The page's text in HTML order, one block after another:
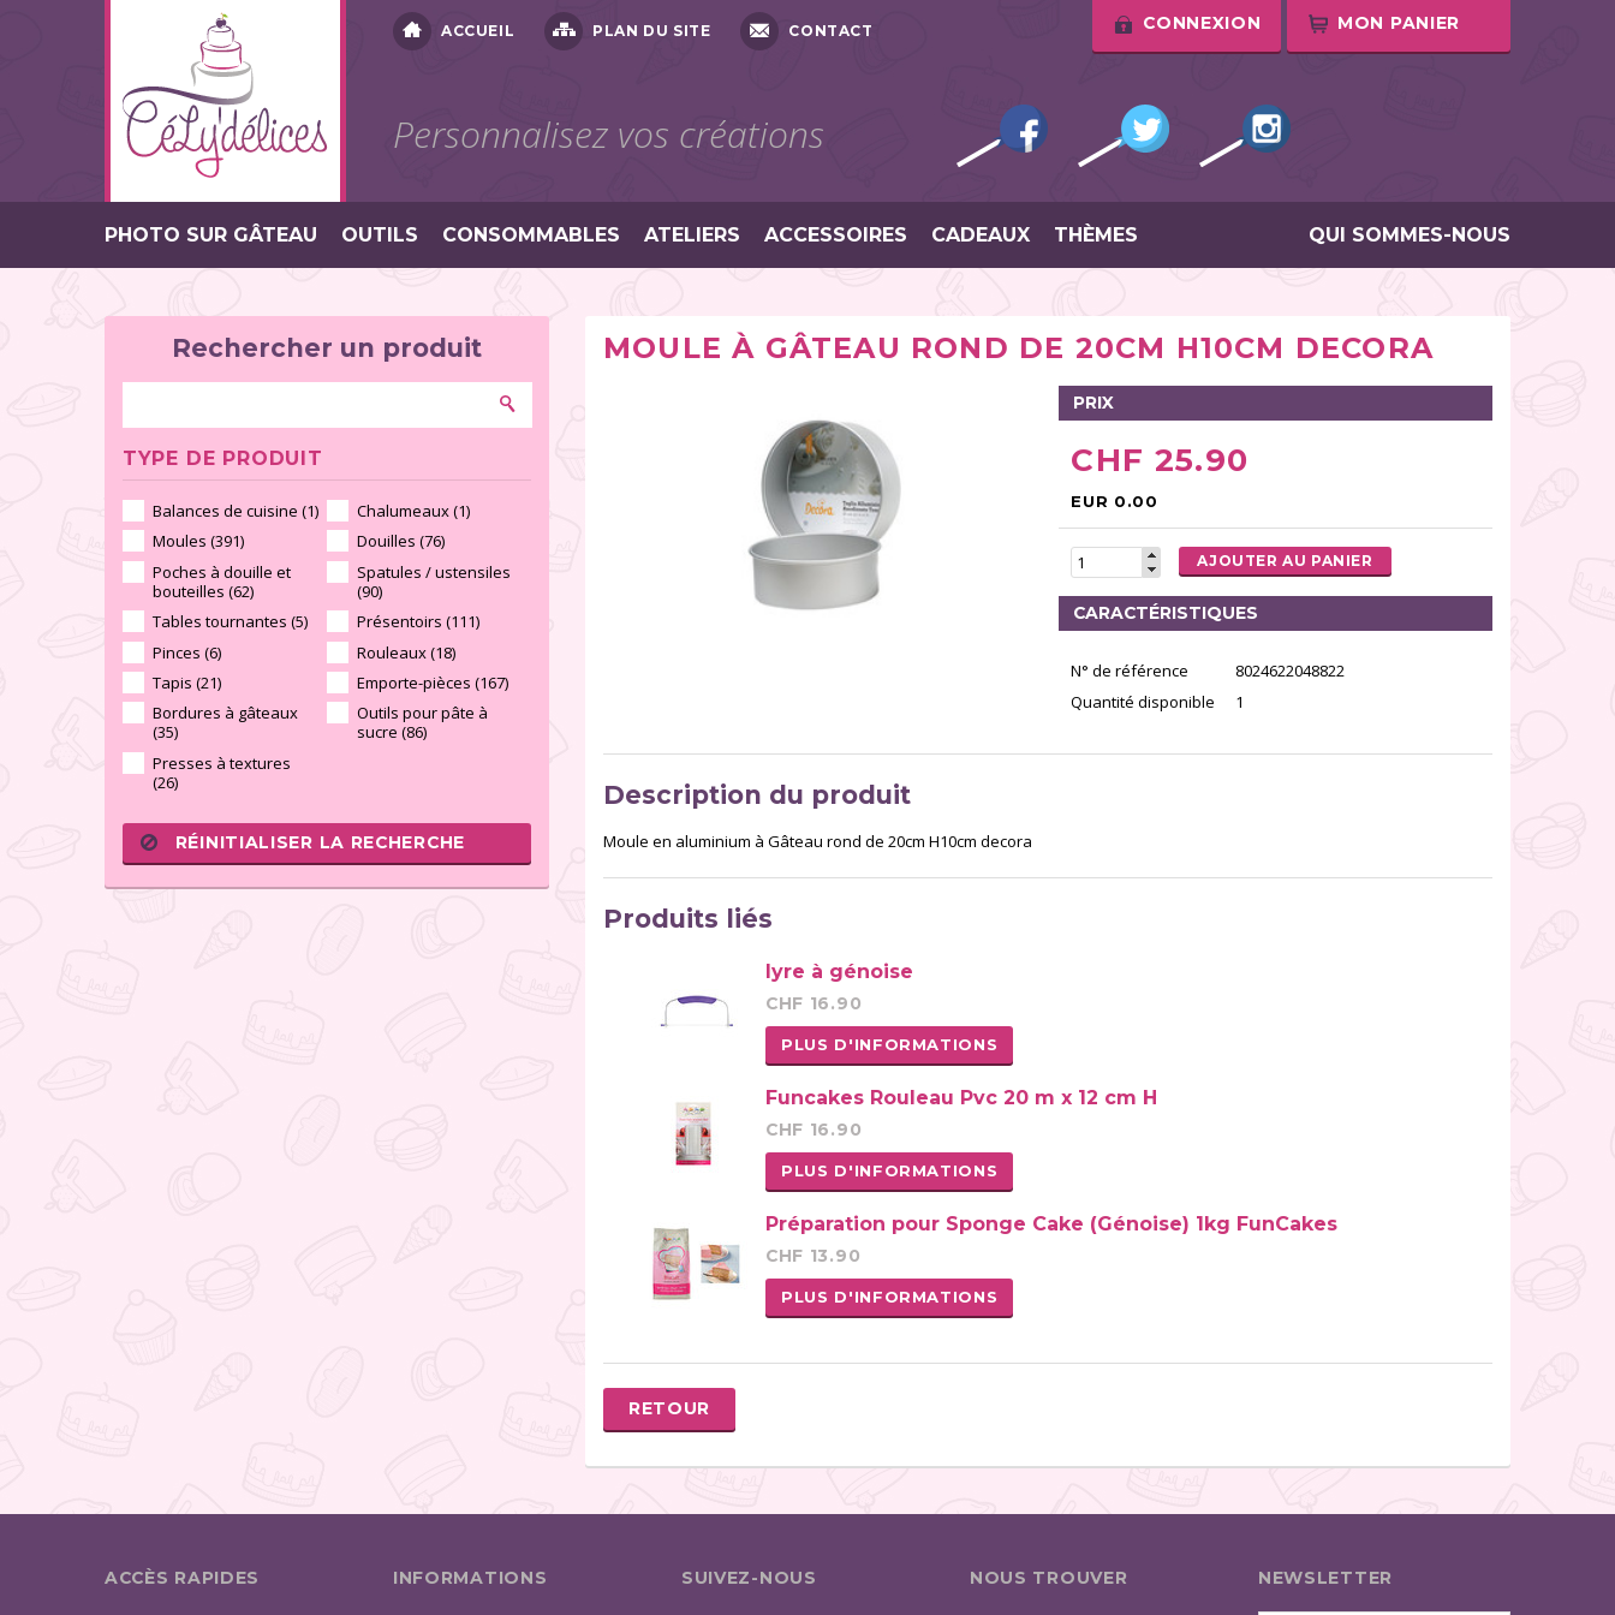
ACCUEIL PLAN DU SITE CONTACT CONNEXION MON PANIER
Personnalisez vos créations
PHOTO SUR GÂTEAU OUTILS CONSOMMABLES ATELIERS ACCESSOIRES CADEAUX THÈMES QUI SOMMES-NOUS
Rechercher un produit
TYPE DE PRODUIT
Balances de cuisine (1)
Chalumeaux (1)
Moules (391)
Douilles (76)
Poches à douille et
bouteilles (62)
Spatules / ustensiles
(90)
Tables tournantes (5)
Présentoirs (111)
Pinces (6)
Rouleaux (18)
Tapis (21)
Emporte-pièces (167)
Bordures à gâteaux
(35)
Outils pour pâte à
sucre (86)
Presses à textures
(26)
RÉINITIALISER LA RECHERCHE
MOULE À GÂTEAU ROND DE 20CM H10CM DECORA
PRIX
CHF 25.90
EUR 0.00
AJOUTER AU PANIER
CARACTÉRISTIQUES
N° de référence
8024622048822
Quantité disponible
1
Description du produit
Moule en aluminium à Gâteau rond de 20cm H10cm decora
Produits liés
lyre à génoise
CHF 16.90
PLUS D'INFORMATIONS
Funcakes Rouleau Pvc 20 m x 12 cm H
CHF 16.90
PLUS D'INFORMATIONS
Préparation pour Sponge Cake (Génoise) 1kg FunCakes
CHF 13.90
PLUS D'INFORMATIONS
RETOUR
ACCÈS RAPIDES INFORMATIONS SUIVEZ-NOUS NOUS TROUVER NEWSLETTER